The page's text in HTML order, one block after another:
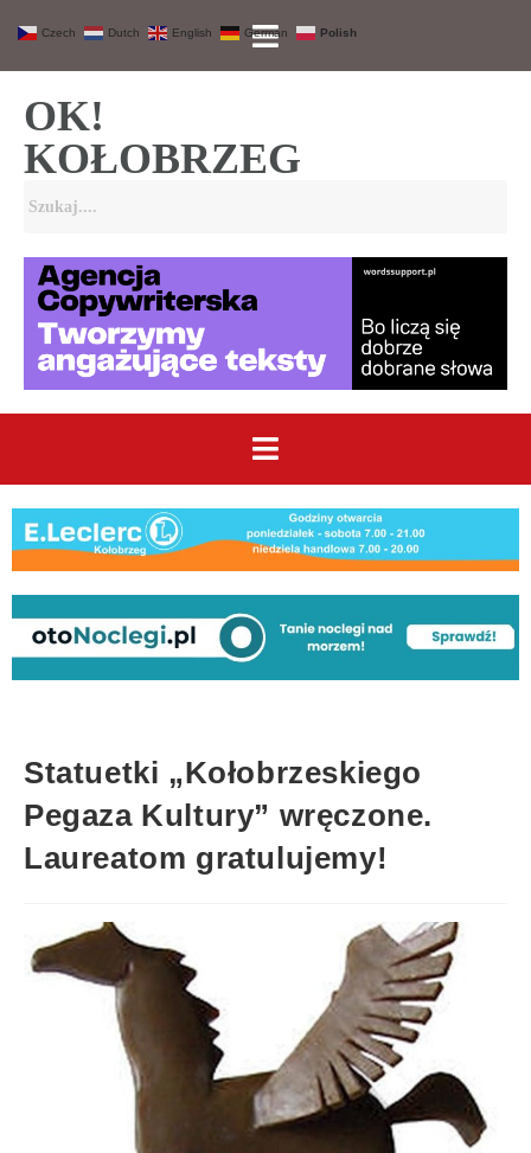
OK!
KOŁOBRZEG
Statuetki „Kołobrzeskiego
Pegaza Kultury” wręczone.
Laureatom gratulujemy!
Czech Dutch English German Polish